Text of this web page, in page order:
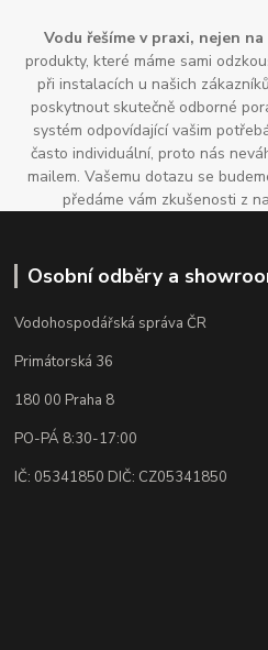
Vodu řešíme v praxi, nejen
produkty, které máme sami
při instalacích u našich
poskytnout skutečně odborné
systém odpovídající vašim
často individuální, proto nás
mailem. Vašemu dotazu se
předáme vám zkušenosti z
Osobní odběry a
Vodohospodářská správa ČR
Primátorská 36
180 00 Praha 8
PO-PÁ 8:30-17:00
IČ: 05341850 DIČ: CZ05341850